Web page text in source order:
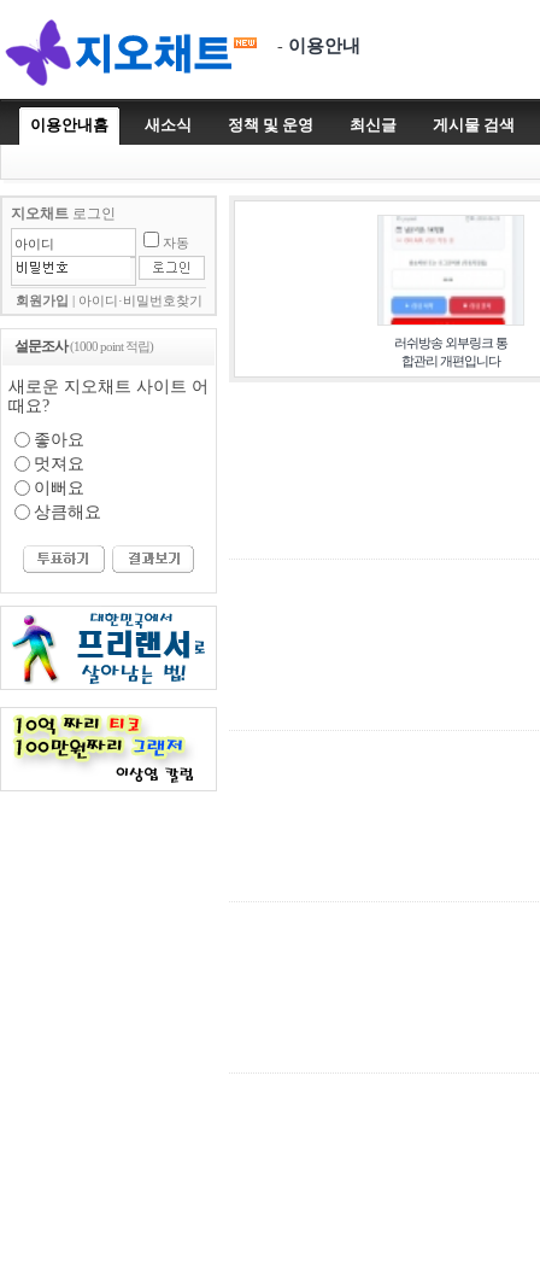
- 이용안내
이용안내홈 새소식 정책 및 운영 최신글 게시물 검색
지오채트 로그인
자동
회원가입 아이디·비밀번호찾기
설문조사(1000 point 적립)
새로운 지오채트 사이트 어
때요?
좋아요
멋져요
이뻐요
상큼해요
러쉬방송 외부링크 통
합관리 개편입니다